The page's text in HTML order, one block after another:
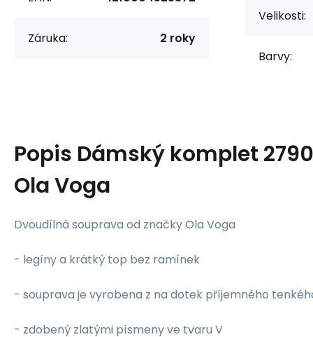
Záruka: 2 roky
Velikosti:
Barvy:
Popis Dámský komplet
Ola Voga
Dvoudílná souprava od značky Ola Voga
- legíny a krátký top bez ramínek
- souprava je vyrobena z na dotek příjemného
- zdobený zlatými písmeny ve tvaru V